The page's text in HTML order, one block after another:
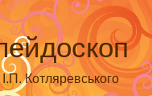
Котляревського